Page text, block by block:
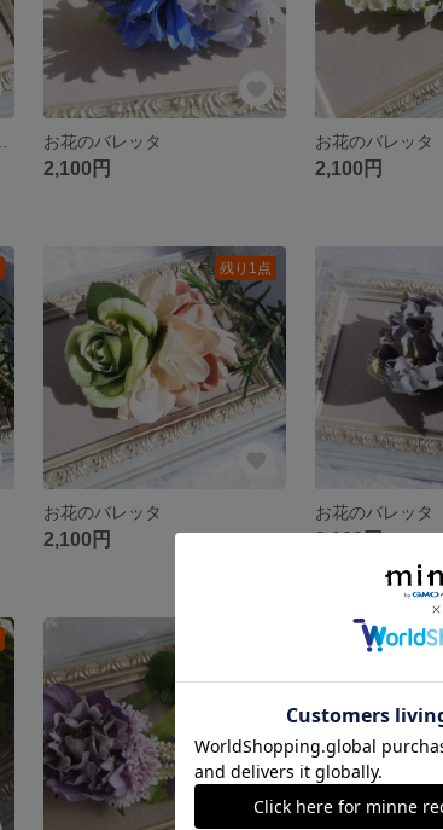
お花のバレッタ
2,100円 2,100円
残り1点
お花のバレッタ
2,100円
お花のバレッタ
2,100円